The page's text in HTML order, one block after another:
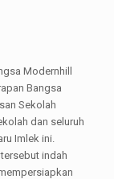
Modernhill
Bangsa
Sekolah
dan seluruh
Imlek ini.
indah